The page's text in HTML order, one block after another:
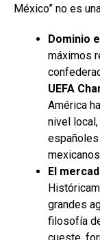
México” no es
Dominio
máximos
UEFA
América
nivel
El
grandes
filosofía